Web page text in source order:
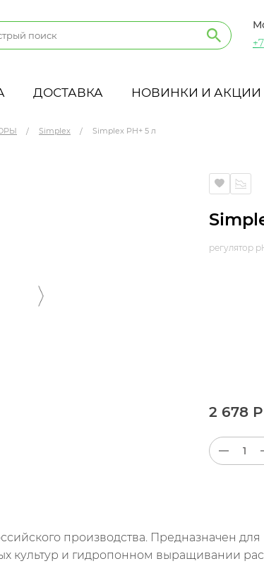
ДОСТАВКА НОВИНКИ И АКЦИИ
Simplex Simplex PH+ 5 л
регулятор
2 678 Р
производства. Предназначен
культур и гидропонном выращивании